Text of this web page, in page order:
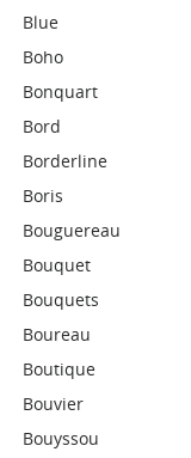
Blue
Boho
Bonquart
Bord
Borderline
Boris
Bouguereau
Bouquet
Bouquets
Boureau
Boutique
Bouvier
Bouyssou